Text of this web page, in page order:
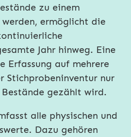
zu einem
ermöglicht die
Jahr hinweg. Eine
Erfassung auf mehrere
Stichprobeninventur nur
gezählt wird.
alle physischen und
Dazu gehören